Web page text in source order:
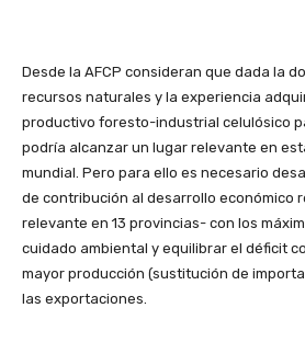
Desde la AFCP consideran que dada la
recursos naturales y la experiencia
productivo foresto-industrial celulósico
podría alcanzar un lugar relevante en
mundial. Pero para ello es necesario
de contribución al desarrollo económico
relevante en 13 provincias- con los
cuidado ambiental y equilibrar el déficit
mayor producción (sustitución de
las exportaciones.